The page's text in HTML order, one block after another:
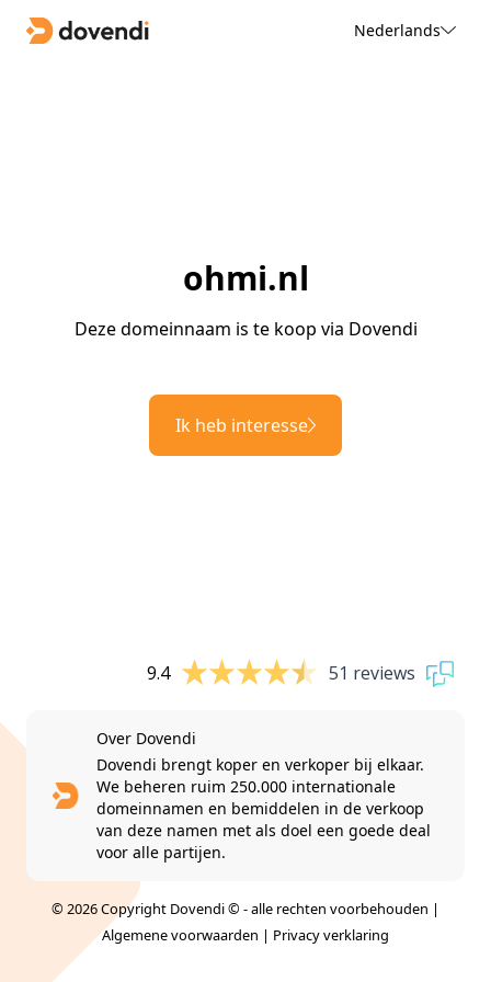
Nederlands
ohmi.nl
Deze domeinnaam is te koop via Dovendi
Ik heb interesse
9.4 51 reviews
Over Dovendi
Dovendi brengt koper en verkoper bij elkaar.
We beheren ruim 250.000 internationale
domeinnamen en bemiddelen in de verkoop
van deze namen met als doel een goede deal
voor alle partijen.
© 2026 Copyright Dovendi © - alle rechten voorbehouden |
Algemene voorwaarden | Privacy verklaring